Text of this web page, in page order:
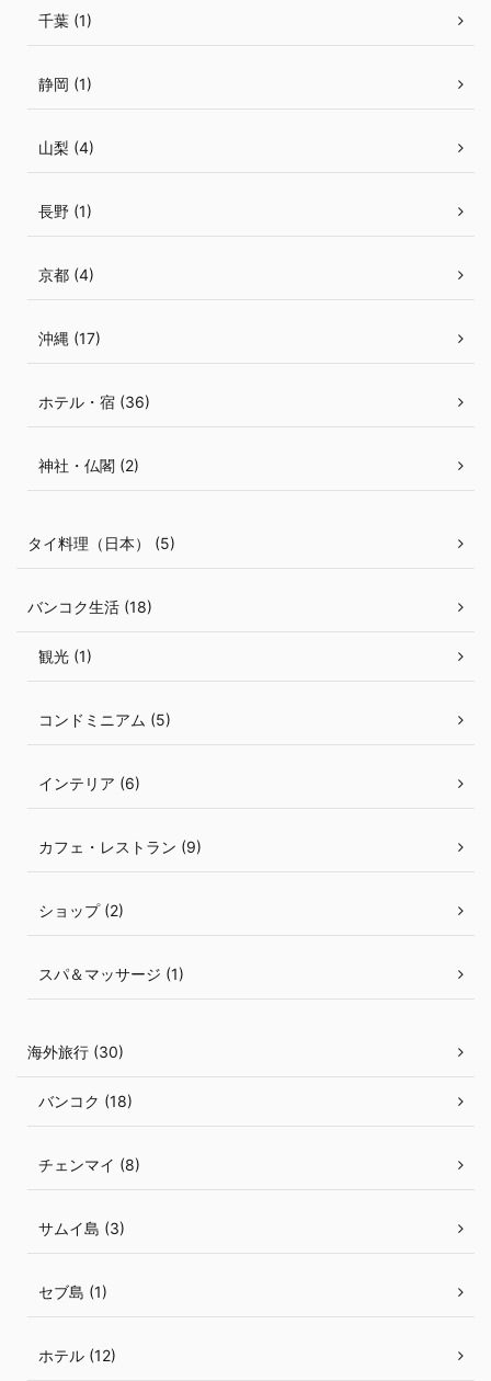
千葉 (1)
静岡 (1)
山梨 (4)
長野 (1)
京都 (4)
沖縄 (17)
ホテル・宿 (36)
神社・仏閣 (2)
タイ料理（日本） (5)
バンコク生活 (18)
観光 (1)
コンドミニアム (5)
インテリア (6)
カフェ・レストラン (9)
ショップ (2)
スパ＆マッサージ (1)
海外旅行 (30)
バンコク (18)
チェンマイ (8)
サムイ島 (3)
セブ島 (1)
ホテル (12)